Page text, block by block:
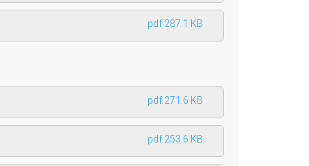
pdf 287.1 KB
pdf 271.6 KB
pdf 253.6 KB